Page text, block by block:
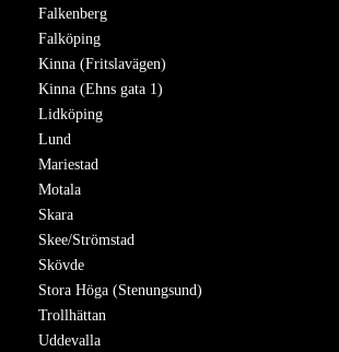
Falkenberg
Falköping
Kinna (Fritslavägen)
Kinna (Ehns gata 1)
Lidköping
Lund
Mariestad
Motala
Skara
Skee/Strömstad
Skövde
Stora Höga (Stenungsund)
Trollhättan
Uddevalla